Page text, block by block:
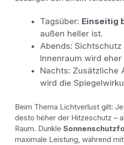
Tagsüber: Einseitig
außen heller ist.
Abends: Sichtschutz
Innenraum wird eher
Nachts: Zusätzliche
wird die
Beim Thema Lichtverlust gilt:
desto höher der Hitzeschutz –
Raum. Dunkle
maximale Leistung, während